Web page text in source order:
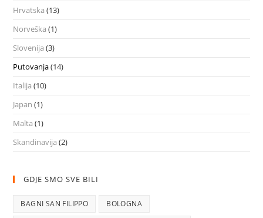
Hrvatska (13)
Norveška (1)
Slovenija (3)
Putovanja(14)
Italija (10)
Japan (1)
Malta (1)
Skandinavija (2)
GDJE SMO SVE BILI
BAGNI SAN FILIPPO BOLOGNA